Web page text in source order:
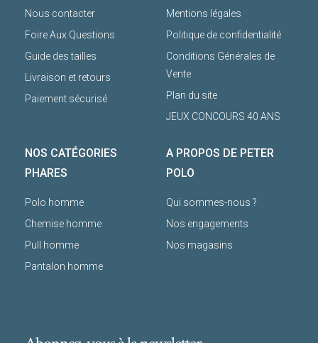
Nous contacter
Foire Aux Questions
Guide des tailles
Livraison et retours
Paiement sécurisé
Mentions légales
Politique de confidentialité
Conditions Générales de
Vente
Plan du site
JEUX CONCOURS 40 ANS
NOS CATÉGORIES
PHARES
Polo homme
Chemise homme
Pull homme
Pantalon homme
A PROPOS DE PETER
POLO
Qui sommes-nous ?
Nos engagements
Nos magasins